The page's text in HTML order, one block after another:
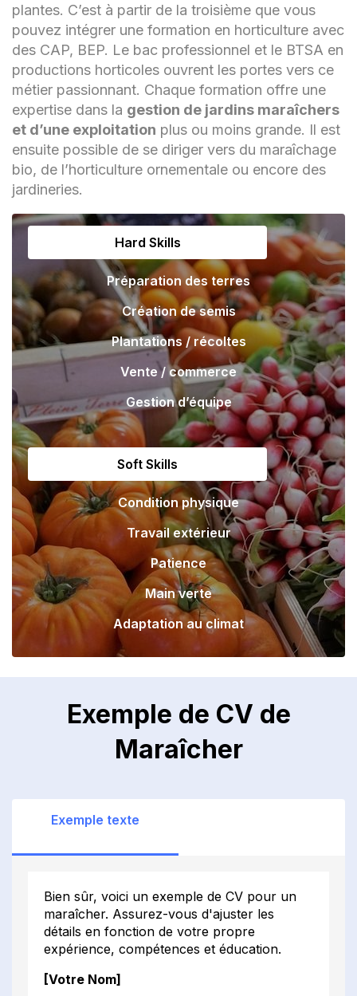
plantes. C’est à partir de la troisième que vous
pouvez intégrer une formation en horticulture avec
des CAP, BEP. Le bac professionnel et le BTSA en
productions horticoles ouvrent les portes vers ce
métier passionnant. Chaque formation offre une
expertise dans la gestion de jardins maraîchers
et d’une exploitation plus ou moins grande. Il est
ensuite possible de se diriger vers du maraîchage
bio, de l’horticulture ornementale ou encore des
jardineries.
Hard Skills
Préparation des terres
Création de semis
Plantations / récoltes
Vente / commerce
Gestion d’équipe
Soft Skills
Condition physique
Travail extérieur
Patience
Main verte
Adaptation au climat
Exemple de CV de
Maraîcher
Exemple texte
Bien sûr, voici un exemple de CV pour un
maraîcher. Assurez-vous d'ajuster les
détails en fonction de votre propre
expérience, compétences et éducation.
[Votre Nom]